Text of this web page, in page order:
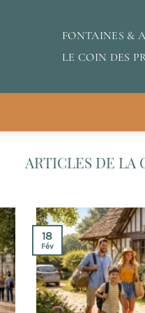
FONTAINES &
LE COIN DES
18
Fév